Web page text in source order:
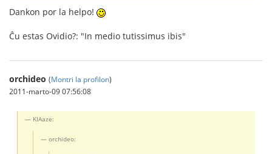
Dankon por la helpo!
Ĉu estas Ovidio?: "In medio tutissimus ibis"
orchideo (Montri la profilon)
2011-marto-09 07:56:08
KIAaze:
orchideo: